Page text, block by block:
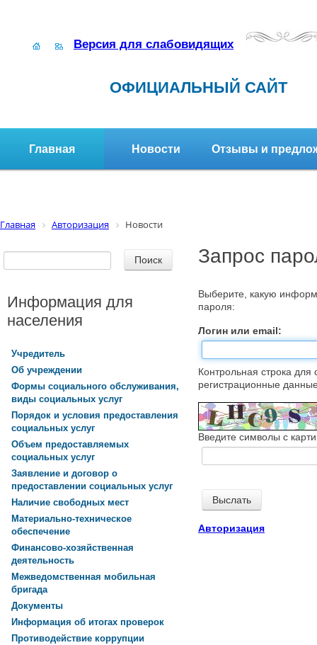
Версия для слабовидящих
ОФИЦИАЛЬНЫЙ САЙТ
Главная Новости Отзывы и
Главная Авторизация Новости
Запрос
Выберите, какую
пароля:
Логин или email:
Контрольная строка
регистрационные
Введите символы с
Авторизация
Информация для
населения
Учредитель
Об учреждении
Формы социального обслуживания,
виды социальных услуг
Порядок и условия предоставления
социальных услуг
Объем предоставляемых
социальных услуг
Заявление и договор о
предоставлении социальных услуг
Наличие свободных мест
Материально-техническое
обеспечение
Финансово-хозяйственная
деятельность
Межведомственная мобильная
бригада
Документы
Информация об итогах проверок
Противодействие коррупции